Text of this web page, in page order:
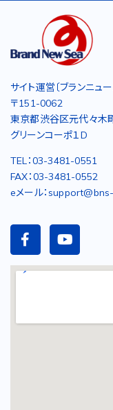
サイト運営〔ブランニュー
〒151-0062
東京都渋谷区元代々木
グリーンコーポ１D
TEL：03-3481-0551
FAX：03-3481-0552
eメール：